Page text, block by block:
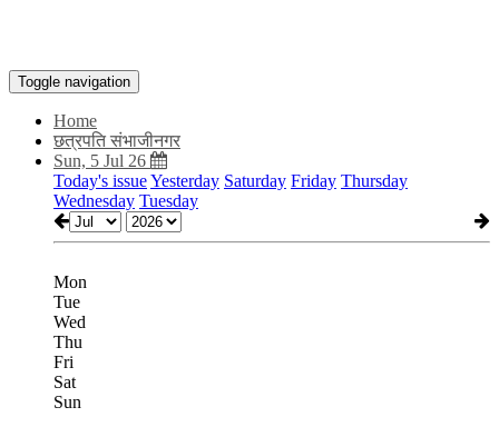
Toggle navigation
Home
छत्रपति संभाजीनगर
Sun, 5 Jul 26
Today's issueYesterday Saturday Friday Thursday
Wednesday Tuesday
Mon
Tue
Wed
Thu
Fri
Sat
Sun